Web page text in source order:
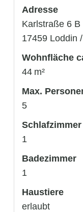
Adresse
Karlstraße 6 B
17459 Loddin
Wohnfläche
44 m²
Max.
5
Schlafzimmer
1
Badezimmer
1
Haustiere
erlaubt